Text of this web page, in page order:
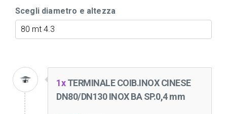
Scegli diametro e altezza
1xTERMINALE COIB.INOX CINESE
DN80/DN130 INOX BA SP.0,4 mm